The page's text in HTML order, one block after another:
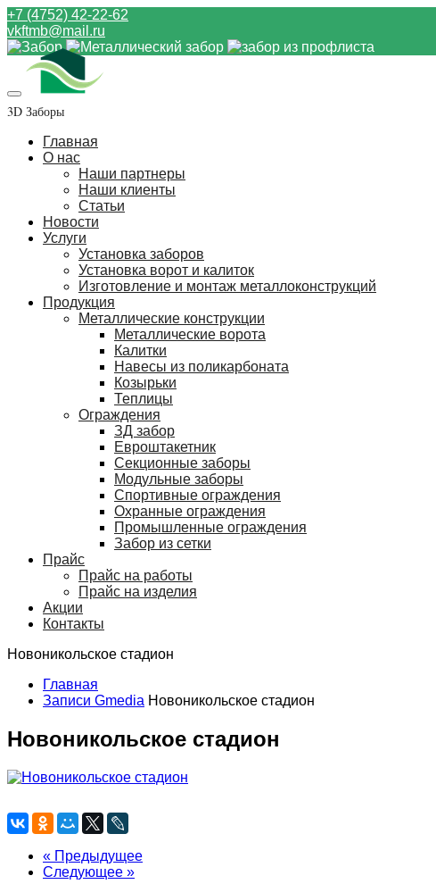
+7 (4752) 42-22-62
vkftmb@mail.ru
3D Заборы
Главная
О нас
Наши партнеры
Наши клиенты
Статьи
Новости
Услуги
Установка заборов
Установка ворот и калиток
Изготовление и монтаж металлоконструкций
Продукция
Металлические конструкции
Металлические ворота
Калитки
Навесы из поликарбоната
Козырьки
Теплицы
Ограждения
ЗД забор
Евроштакетник
Секционные заборы
Модульные заборы
Спортивные ограждения
Охранные ограждения
Промышленные ограждения
Забор из сетки
Прайс
Прайс на работы
Прайс на изделия
Акции
Контакты
Новоникольское стадион
Главная
Записи Gmedia Новоникольское стадион
Новоникольское стадион
« Предыдущее
Следующее »